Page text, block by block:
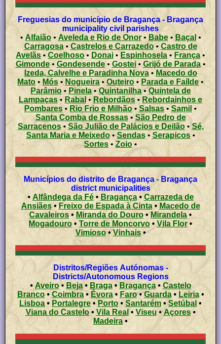
Freguesias do município de Bragança - Bragança
municipality civil parishes
• Alfaião• Aveleda e Rio de Onor• Babe• Baçal •
Carragosa• Castrelos e Carrazedo• Castro de
Avelãs• Coelhoso • Donai •Espinhosela • França •
Gimonde•Gondesende• Gostei• Grijó de Parada•
Izeda, Calvelhe e Paradinha Nova• Macedo do
Mato •Mós • Nogueira • Outeiro • Parada e Faílde•
Parâmio• Pinela• Quintanilha•Quintela de
Lampaças • Rabal • Rebordãos • Rebordainhos e
Pombares• Rio Frio e Milhão • Salsas • Samil •
Santa Comba de Rossas• São Pedro de
Sarracenos• São Julião de Palácios e Deilão•Sé,
Santa Maria e Meixedo•Sendas• Serapicos•
Sortes • Zoio•
Municípios do distrito de Bragança - Bragança
district municipalities
• Alfândega da Fé• Bragança• Carrazeda de
Ansiães• Freixo de Espada à Cinta• Macedo de
Cavaleiros • Miranda do Douro •Mirandela •
Mogadouro • Torre de Moncorvo •Vila Flor •
Vimioso•Vinhais•
Distritos/Regiões Autónomas -
Districts/Autonomous Regions
• Aveiro• Beja• Braga•Bragança• Castelo
Branco•Coimbra•Évora• Faro•Guarda• Leiria•
Lisboa • Portalegre •Porto •Santarém• Setúbal •
Viana do Castelo• Vila Real • Viseu • Açores •
Madeira •